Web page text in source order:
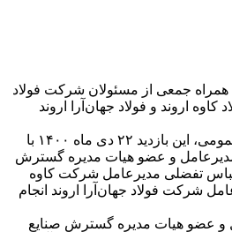
همراه جمعی از مسئولان شرکت فولاد
اروند و فولاد جهان‌آرا اروند
به گزارش خبرنگار روابط عمومی، این بازدید ۲۲ دی ماه ۱۴۰۰ با
مدیرعامل و عضو هیات مدیره گسترش
تفضلی مدیرعامل شرکت کاوه
شرکت فولاد جهان‌آرا اروند انجام
و عضو هیات مدیره گسترش صنایع